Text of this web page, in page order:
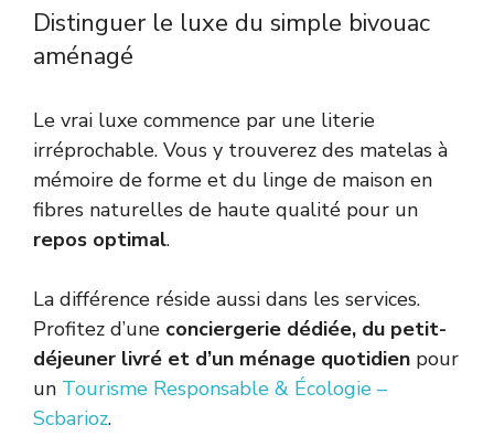
Distinguer le luxe du simple bivouac
aménagé
Le vrai luxe commence par une literie
irréprochable. Vous y trouverez des matelas à
mémoire de forme et du linge de maison en
fibres naturelles de haute qualité pour un
repos optimal.
La différence réside aussi dans les services.
Profitez d’une conciergerie dédiée, du petit-
déjeuner livré et d’un ménage quotidien pour
un Tourisme Responsable & Écologie –
Scbarioz.